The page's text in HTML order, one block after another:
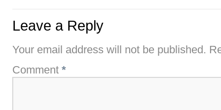
Leave a Reply
Your email address will not be published.
Comment *